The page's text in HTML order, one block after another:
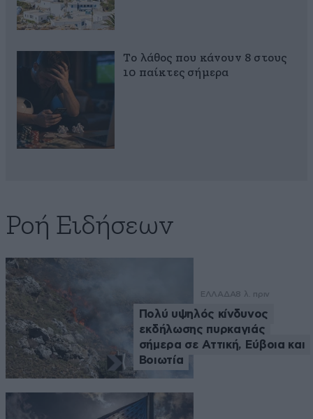
Το λάθος που κάνουν 8 στους
10 παίκτες σήμερα
Ροή Ειδήσεων
ΕΛΛΑΔΑ8 λ. πριν
Πολύ υψηλός κίνδυνος
εκδήλωσης πυρκαγιάς
σήμερα σε Αττική, Εύβοια και
Βοιωτία